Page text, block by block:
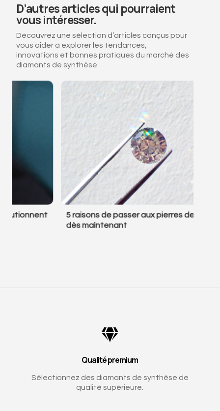
D’autres articles qui pourraient
vous intéresser.
Découvrez une sélection d’articles conçus pour
vous aider à explorer les tendances,
innovations et bonnes pratiques du marché des
diamants de synthèse.
5 raisons de passer aux pierres de synthèse
dès maintenant

Qualité premium
Sélectionnez des diamants de synthèse de
qualité supérieure.